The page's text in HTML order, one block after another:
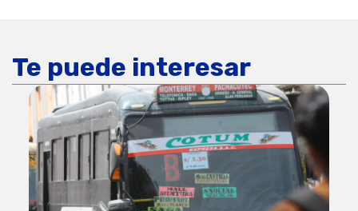
Te puede interesar